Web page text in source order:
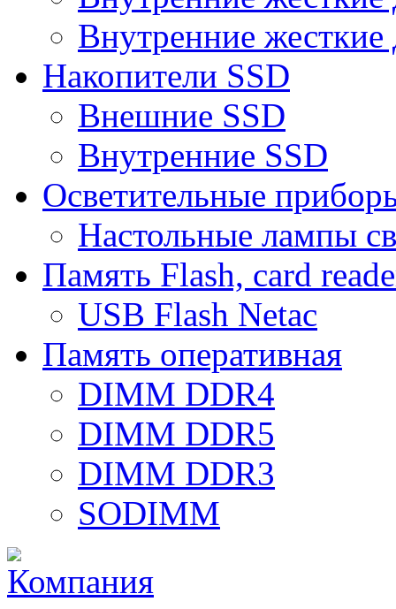
Внутренние
Накопители SSD
Внешние SSD
Внутренние SSD
Осветительные
Настольные лампы
Память Flash, card
USB Flash Netac
Память оперативная
DIMM DDR4
DIMM DDR5
DIMM DDR3
SODIMM